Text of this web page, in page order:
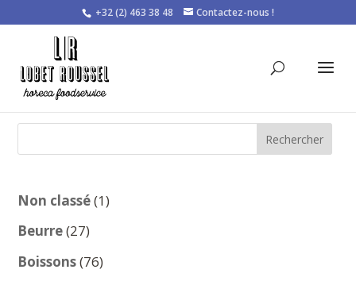
+32 (2) 463 38 48 Contactez-nous !
Rechercher
Non classé 11
Beurre 2727
produits
Boissons 7676